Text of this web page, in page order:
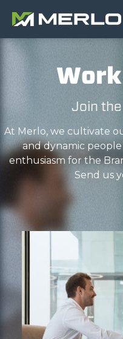
Join
At Merlo, we cultivate
and dynamic
enthusiasm for the
Send us